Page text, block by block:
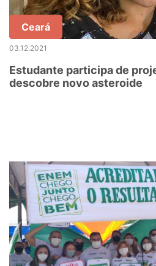
Ceará
03.12.2021
Estudante participa de
descobre novo asteroide